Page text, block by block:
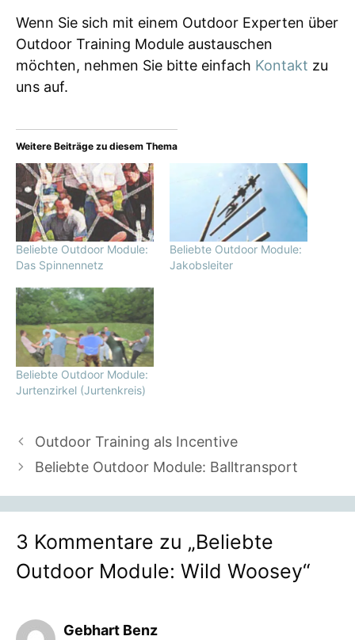
Wenn Sie sich mit einem Outdoor Experten über
Outdoor Training Module austauschen
möchten, nehmen Sie bitte einfach Kontakt zu
uns auf.
Weitere Beiträge zu diesem Thema
Beliebte Outdoor Module:
Das Spinnennetz
Beliebte Outdoor Module:
Jakobsleiter
Beliebte Outdoor Module:
Jurtenzirkel (Jurtenkreis)
Outdoor Training als Incentive
Beliebte Outdoor Module: Balltransport
3 Kommentare zu „Beliebte
Outdoor Module: Wild Woosey“
Gebhart Benz